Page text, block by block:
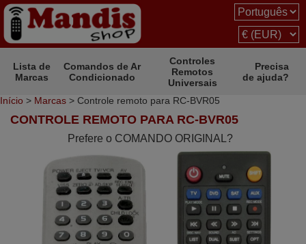
Lista de
Marcas
Comandos de Ar
Condicionado
Controles
Remotos
Universais
Precisa
de ajuda?
Início > Marcas > Controle remoto para RC-BVR05
CONTROLE REMOTO PARA RC-BVR05
Prefere o COMANDO ORIGINAL?